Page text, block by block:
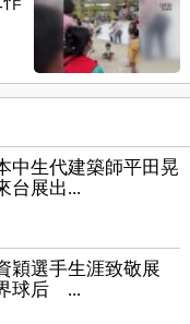
中生代建築師平田晃
台展出...
穎選手生涯致敬展
球后 ...